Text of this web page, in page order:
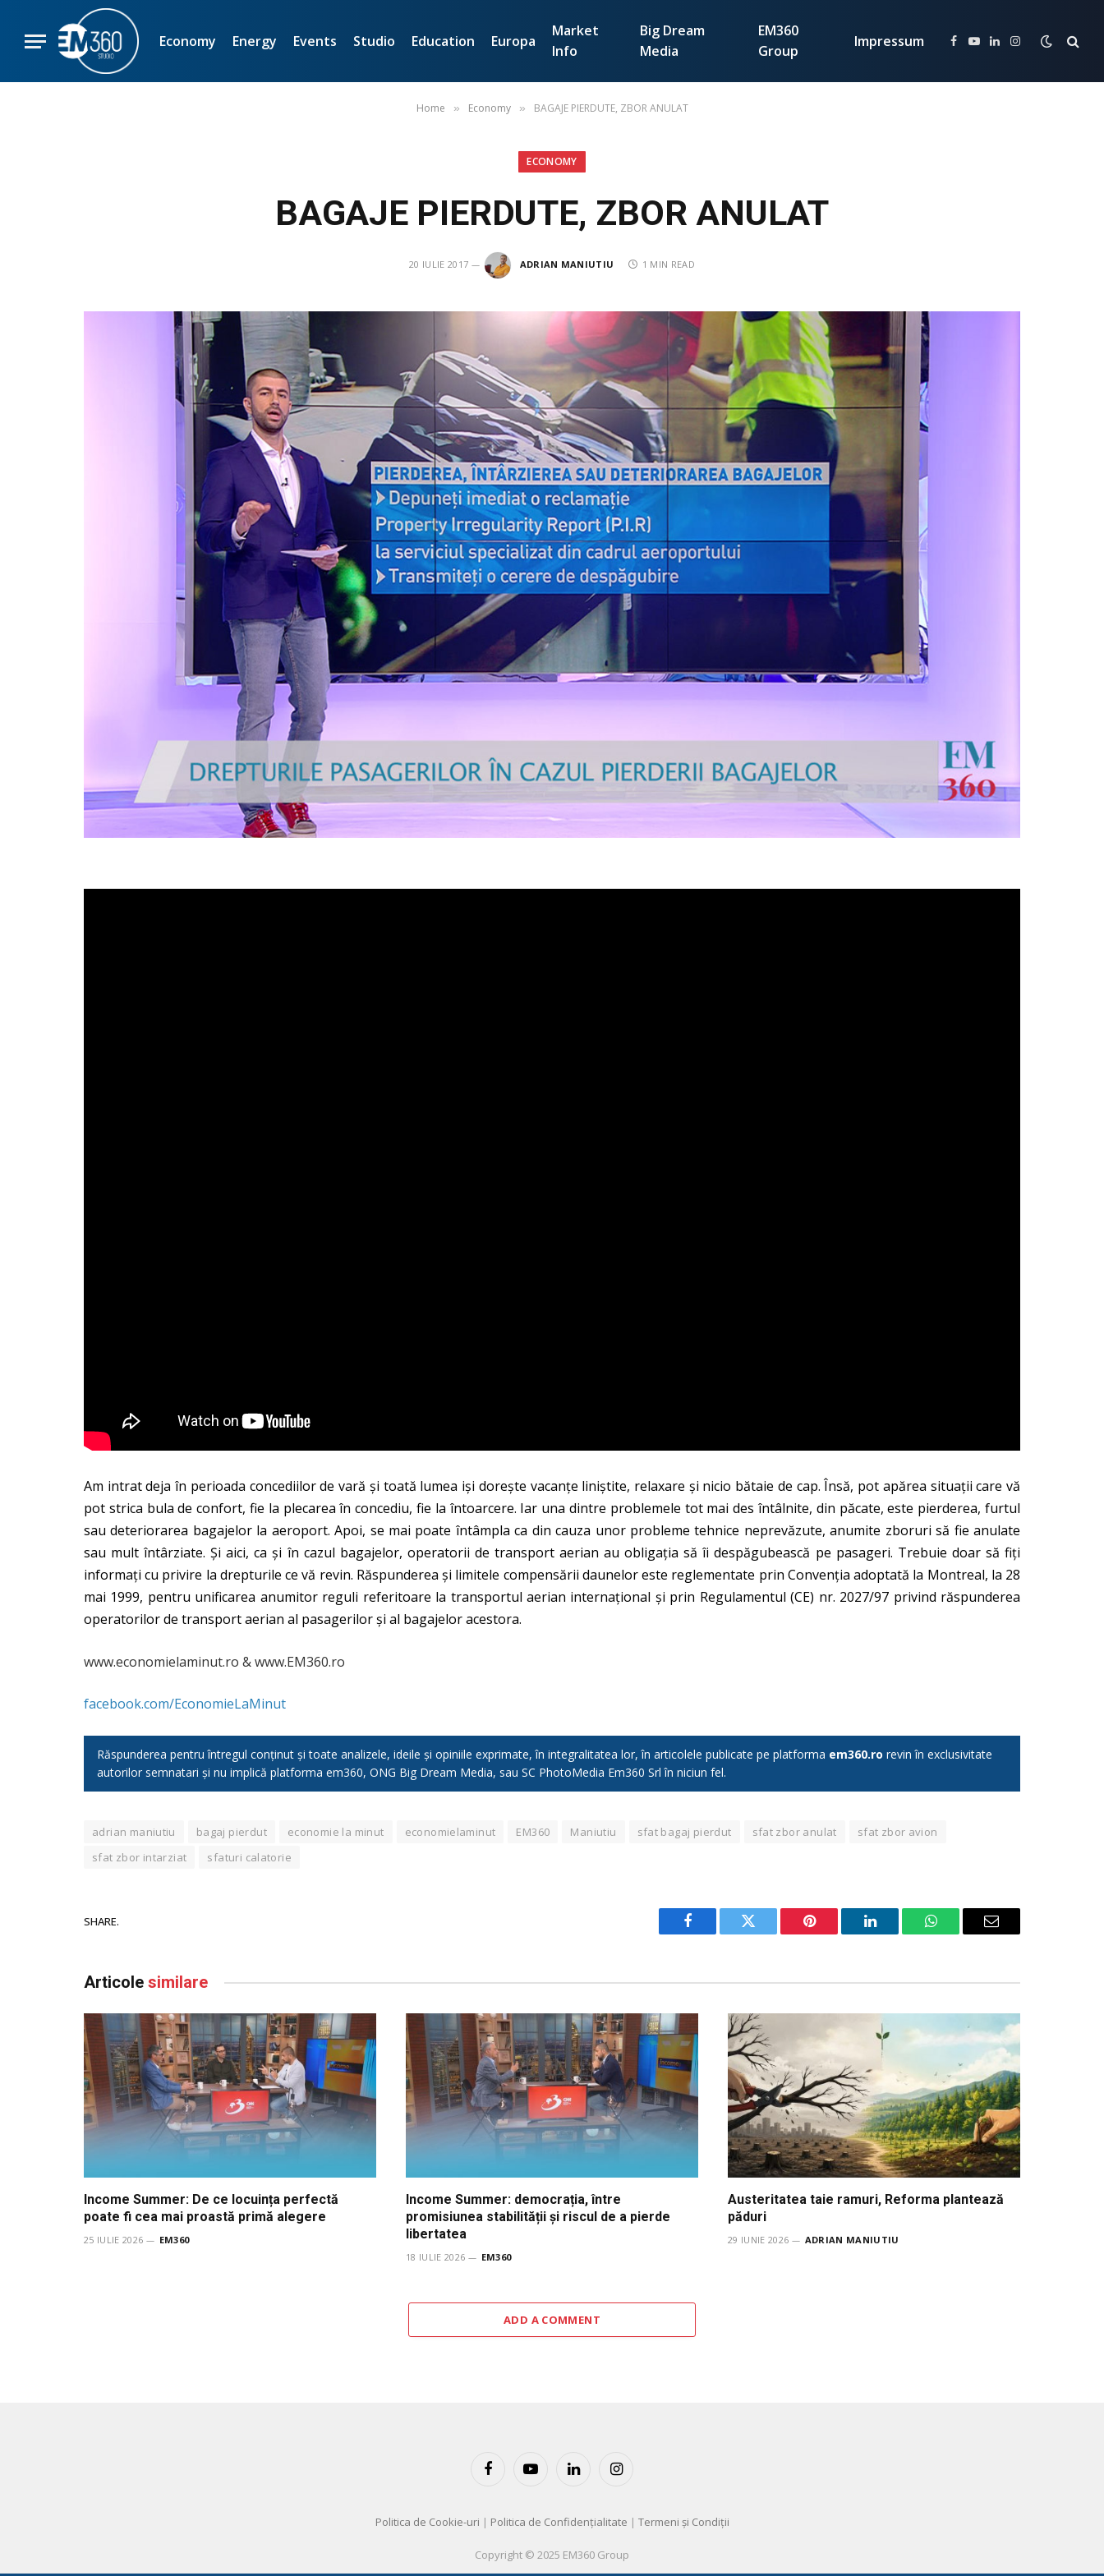
Economy Energy Events Studio Education Europa
Market
Info
Big Dream
Media
EM360
Group
Impressum Facebook
YouTube
LinkedInInstagram
Home » Economy » BAGAJE PIERDUTE, ZBOR ANULAT
ECONOMY
BAGAJE PIERDUTE, ZBOR ANULAT
20 IULIE 2017 ADRIAN MANIUTIU 1 MIN READ
Am intrat deja în perioada concediilor de vară și toată lumea iși dorește vacanțe liniștite, relaxare și nicio bătaie de cap. Însă, pot apărea situații care vă
pot strica bula de confort, fie la plecarea în concediu, fie la întoarcere. Iar una dintre problemele tot mai des întâlnite, din păcate, este pierderea, furtul
sau deteriorarea bagajelor la aeroport. Apoi, se mai poate întâmpla ca din cauza unor probleme tehnice neprevăzute, anumite zboruri să fie anulate
sau mult întârziate. Și aici, ca și în cazul bagajelor, operatorii de transport aerian au obligația să îi despăgubească pe pasageri. Trebuie doar să fiți
informați cu privire la drepturile ce vă revin. Răspunderea şi limitele compensării daunelor este reglementate prin Convenţia adoptată la Montreal, la 28
mai 1999, pentru unificarea anumitor reguli referitoare la transportul aerian internaţional și prin Regulamentul (CE) nr. 2027/97 privind răspunderea
operatorilor de transport aerian al pasagerilor şi al bagajelor acestora.
www.economielaminut.ro & www.EM360.ro
facebook.com/EconomieLaMinut
Răspunderea pentru întregul conținut și toate analizele, ideile și opiniile exprimate, în integralitatea lor, în articolele publicate pe platforma em360.ro revin în exclusivitate
autorilor semnatari și nu implică platforma em360, ONG Big Dream Media, sau SC PhotoMedia Em360 Srl în niciun fel.
adrian maniutiu bagaj pierdut economie la minut economielaminut EM360 Maniutiu sfat bagaj pierdut sfat zbor anulat
sfat zbor avion
sfat zbor intarziat
sfaturi calatorie
SHARE.
Facebook Twitter Pinterest LinkedIn WhatsAppEmail
Articole similare
Income Summer: De ce locuința perfectă
poate fi cea mai proastă primă alegere
25 IULIE 2026 EM360
Income Summer: democrația, între
promisiunea stabilității și riscul de a pierde
libertatea
18 IULIE 2026 EM360
Austeritatea taie ramuri, Reforma plantează
păduri
29 IUNIE 2026 ADRIAN MANIUTIU
ADD A COMMENT
FacebookYouTubeLinkedInInstagram
Politica de Cookie-uri | Politica de Confidențialitate | Termeni și Condiții
Copyright © 2025 EM360 Group